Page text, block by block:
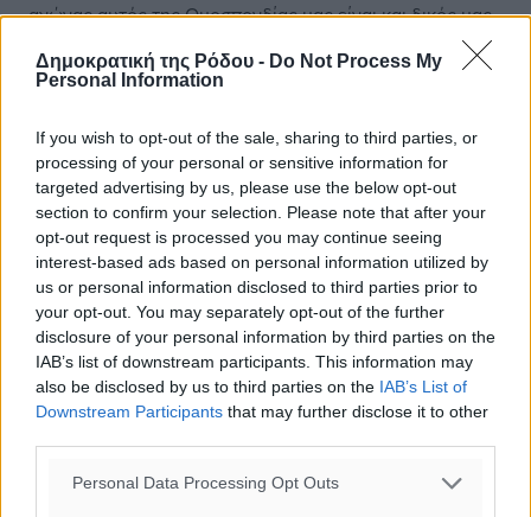
Δημοκρατική της Ρόδου - Do Not Process My
Personal Information
If you wish to opt-out of the sale, sharing to third parties, or
processing of your personal or sensitive information for
targeted advertising by us, please use the below opt-out
section to confirm your selection. Please note that after your
opt-out request is processed you may continue seeing
interest-based ads based on personal information utilized by
us or personal information disclosed to third parties prior to
your opt-out. You may separately opt-out of the further
disclosure of your personal information by third parties on the
IAB’s list of downstream participants. This information may
also be disclosed by us to third parties on the IAB’s List of
Downstream Participants that may further disclose it to other
Personal Data Processing Opt Outs
αγώνας αυτός της Ομοσπονδίας μας είναι και δικός μας
#Πυροσβεστική #Δωδεκάνησα #Ενίσχυση
Δείτε περισσότερα άρθρα μας στα αποτελέσματα αναζήτησης
Add Dimokratiki.gr on Google ↗
Ακολουθήστε μας στο Google News ★ ↗
Στο Google News πατήστε ★ Ακολουθήστε